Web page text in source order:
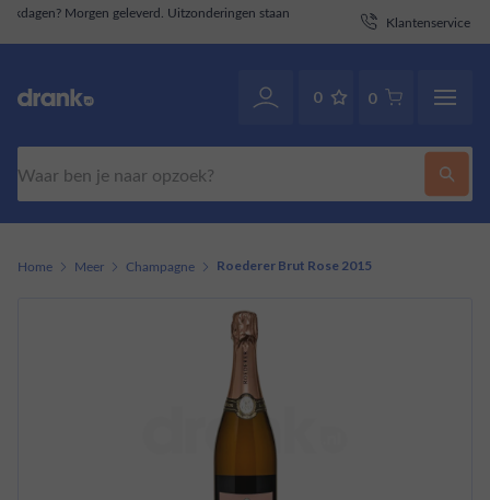
Klantenservice070-2141946 . Ook via WhatsApp.
0 0
Home Meer Champagne Roederer Brut Rose 2015